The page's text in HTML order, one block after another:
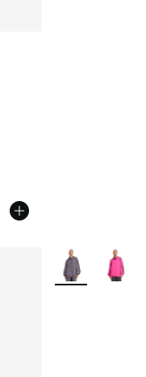
Plus de couleurs